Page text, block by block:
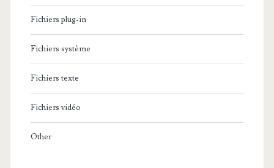
Fichiers plug-in
Fichiers système
Fichiers texte
Fichiers vidéo
Other